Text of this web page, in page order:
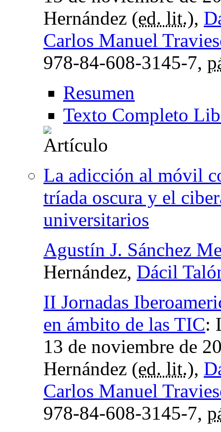
Hernández (ed. lit.),
Carlos Manuel
978-84-608-3145-7,
Resumen
Texto Completo
La adicción al móvil
tríada oscura y el
universitarios
Agustín J. Sánchez
Hernández, Dácil
II Jornadas
en ámbito de las TIC:
13 de noviembre de
Hernández (ed. lit.),
Carlos Manuel
978-84-608-3145-7,